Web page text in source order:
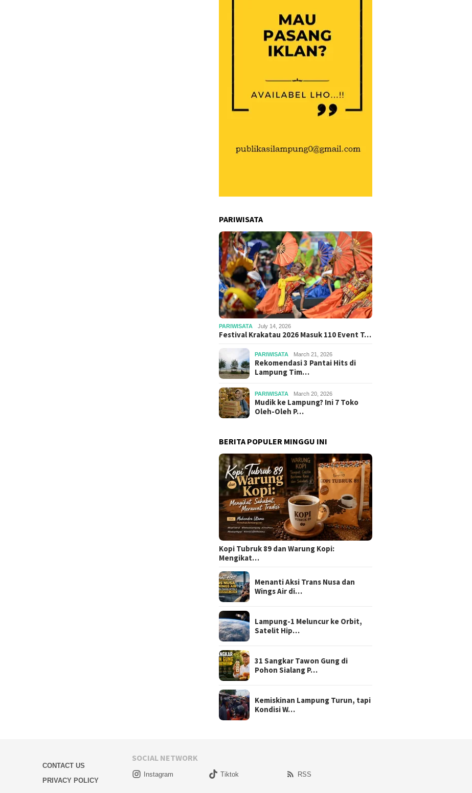
PARIWISATA
PARIWISATA July 14, 2026
Festival Krakatau 2026 Masuk 110 Event T…
PARIWISATA March 21, 2026
Rekomendasi 3 Pantai Hits di
Lampung Tim…
PARIWISATA March 20, 2026
Mudik ke Lampung? Ini 7 Toko
Oleh-Oleh P…
BERITA POPULER MINGGU INI
Kopi Tubruk 89 dan Warung Kopi:
Mengikat…
Menanti Aksi Trans Nusa dan
Wings Air di…
Lampung-1 Meluncur ke Orbit,
Satelit Hip…
31 Sangkar Tawon Gung di
Pohon Sialang P…
Kemiskinan Lampung Turun, tapi
Kondisi W…
CONTACT US
PRIVACY POLICY
SOCIAL NETWORK
Instagram Tiktok RSS